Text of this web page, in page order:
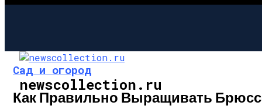
newscollection.ru
Сад и огород
Как Правильно Выращивать